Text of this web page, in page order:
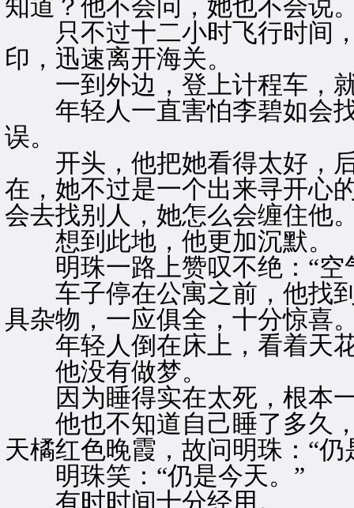
知道？他不会问，她也不会说
只不过十二小时飞行时间，
印，迅速离开海关。
一到外边，登上计程车，
年轻人一直害怕李碧如会找
误。
开头，他把她看得太好，后
在，她不过是一个出来寻开心
会去找别人，她怎么会缠住他
想到此地，他更加沉默。
明珠一路上赞叹不绝：“空
车子停在公寓之前，他找到
具杂物，一应俱全，十分惊喜
年轻人倒在床上，看着天花
他没有做梦。
因为睡得实在太死，根本一
他也不知道自己睡了多久，
天橘红色晚霞，故问明珠：“
明珠笑：“仍是今天。”
有时时间十分经用。